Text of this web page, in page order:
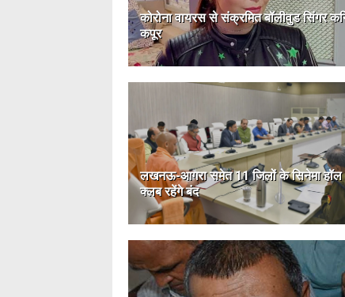
कोरोना वायरस से संक्रमित बॉलीवुड सिंगर
कपूर
लखनऊ-आगरा समेत 11 जिलों के सिनेमा
क्लब रहेंगे बंद